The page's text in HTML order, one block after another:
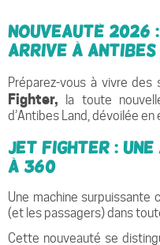
Nouveauté 2026
arrive à Antibes
Préparez-vous à vivre
Fighter, la toute
d’Antibes Land, dévoilée
Jet Fighter :
à 360°
Une machine
(et les passagers) dans
Cette nouveauté se